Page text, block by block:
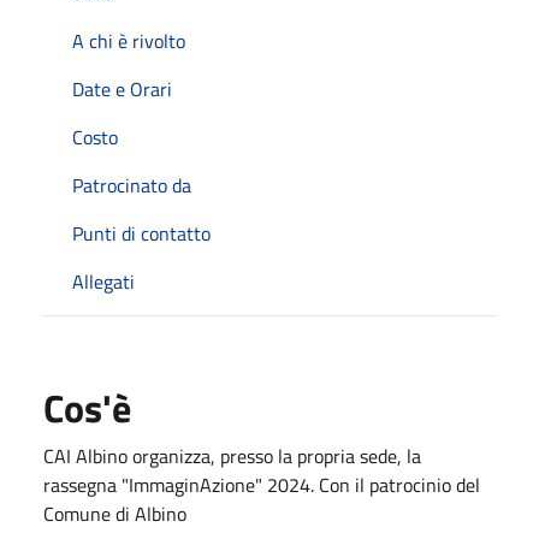
A chi è rivolto
Date e Orari
Costo
Patrocinato da
Punti di contatto
Allegati
Cos'è
CAI Albino organizza, presso la propria sede, la
rassegna "ImmaginAzione" 2024. Con il patrocinio del
Comune di Albino